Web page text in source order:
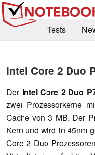
Tests
Kaufberatung
Deals
Forum
Intel Core 2 Duo
Der Intel Core 2 Duo
zwei Prozessorkerne
Cache von 3 MB. Der
Kern und wird in 45nm
Core 2 Duo